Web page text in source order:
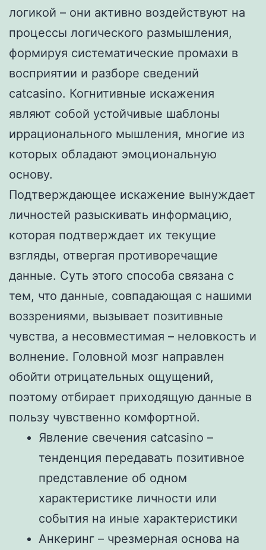
логикой – они активно воздействуют на
процессы логического размышления,
формируя систематические промахи в
восприятии и разборе сведений
catcasino. Когнитивные искажения
являют собой устойчивые шаблоны
иррационального мышления, многие из
которых обладают эмоциональную
основу.
Подтверждающее искажение вынуждает
личностей разыскивать информацию,
которая подтверждает их текущие
взгляды, отвергая противоречащие
данные. Суть этого способа связана с
тем, что данные, совпадающая с нашими
воззрениями, вызывает позитивные
чувства, а несовместимая – неловкость и
волнение. Головной мозг направлен
обойти отрицательных ощущений,
поэтому отбирает приходящую данные в
пользу чувственно комфортной.
Явление свечения catcasino –
тенденция передавать позитивное
представление об одном
характеристике личности или
события на иные характеристики
Анкеринг – чрезмерная основа на